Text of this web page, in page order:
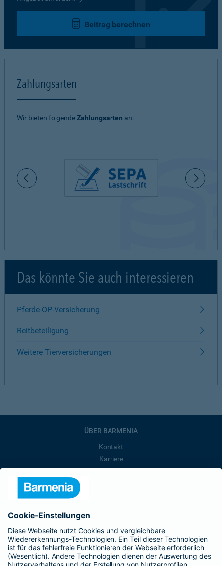
Beitrag berechnen
Zahlungsarten
Wir bieten folgendeZahlungsarten an:
Das könnte Sie auch interessieren
Pferde-OP-Versicherung
Reitbeteiligung
Weitere Tierversicherungen
ÜBER BARMENIA
Kontakt
Karriere
Barmenia ist Teil der BarmeniaGothaer
BELIEBTE SEITEN
Kranken-Zusatzversicherung